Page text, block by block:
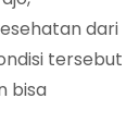
dari
tersebut
bisa